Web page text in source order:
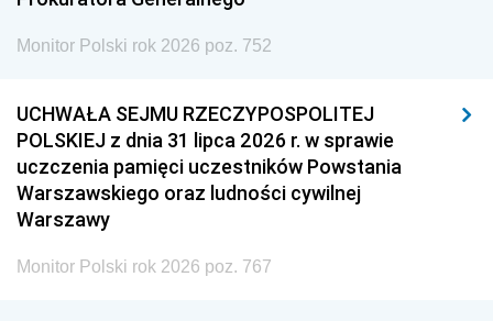
Monitor Polski rok 2026 poz. 752
UCHWAŁA SEJMU RZECZYPOSPOLITEJ
POLSKIEJ z dnia 31 lipca 2026 r. w sprawie
uczczenia pamięci uczestników Powstania
Warszawskiego oraz ludności cywilnej
Warszawy
Monitor Polski rok 2026 poz. 767